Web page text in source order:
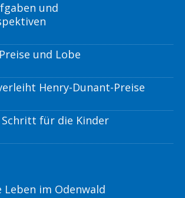
und
und Lobe
Henry-Dunant-Preise
für die Kinder
Leben im Odenwald